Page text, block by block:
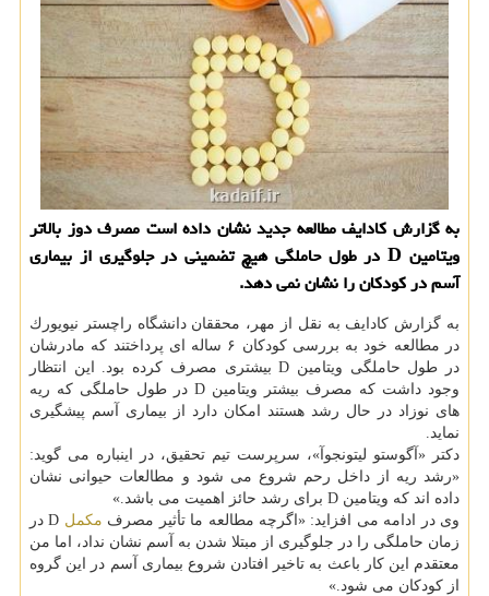
به گزارش كادایف مطالعه جدید نشان داده است مصرف دوز بالاتر
ویتامین D در طول حاملگی هیچ تضمینی در جلوگیری از بیماری
آسم در كودكان را نشان نمی دهد.
به گزارش كادایف به نقل از مهر، محققان دانشگاه راچستر نیویورك
در مطالعه خود به بررسی كودكان ۶ ساله ای پرداختند كه مادرشان
در طول حاملگی ویتامین D بیشتری مصرف كرده بود. این انتظار
وجود داشت كه مصرف بیشتر ویتامین D در طول حاملگی كه ریه
های نوزاد در حال رشد هستند امكان دارد از بیماری آسم پیشگیری
نماید.
دكتر «آگوستو لیتونجوآ»، سرپرست تیم تحقیق، در اینباره می گوید:
«رشد ریه از داخل رحم شروع می شود و مطالعات حیوانی نشان
داده اند كه ویتامین D برای رشد حائز اهمیت می باشد.»
وی در ادامه می افزاید: «اگرچه مطالعه ما تأثیر مصرف مكمل
D در
زمان حاملگی را در جلوگیری از مبتلا شدن به آسم نشان نداد، اما من
معتقدم این كار باعث به تاخیر افتادن شروع بیماری آسم در این گروه
از كودكان می شود.»